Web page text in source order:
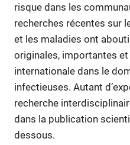
risque dans les
recherches récentes sur
et les maladies ont
originales, importantes et
internationale dans le
infectieuses. Autant
recherche
dans la publication
dessous.